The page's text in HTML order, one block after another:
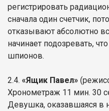
регистрировать
сначала один счетчик,
отказывают абсолютно
начинает подозревать,
шпионов.
2.4. «Ящик Павел»
Хронометраж 11 мин. 30
Девушка, оказавшаяся в